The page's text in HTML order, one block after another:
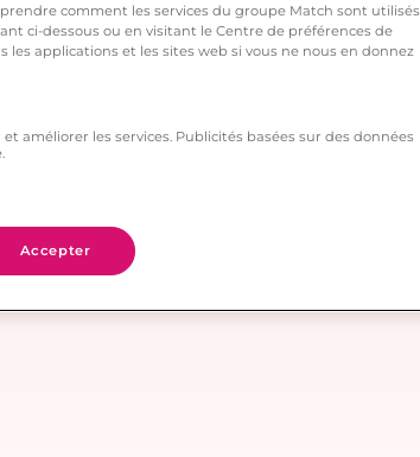
comment les services du groupe Match sont utilisés
ci-dessous ou en visitant le Centre de préférences de
applications et les sites web si vous ne nous en donnez
améliorer les services. Publicités basées sur des données
Accepter